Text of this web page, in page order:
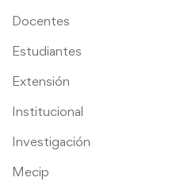
Docentes
Estudiantes
Extensión
Institucional
Investigación
Mecip